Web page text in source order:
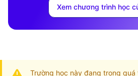
Xem chương trình học
Trường học này đang trong quá